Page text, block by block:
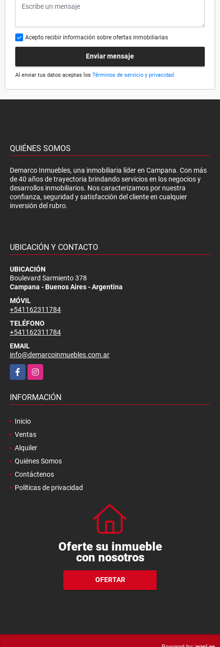
Acepto recibir información sobre ofertas inmobiliarias
Enviar mensaje
Al enviar tus datos aceptas los Términos de servicio y privacidad
QUIÉNES SOMOS
Demarco Inmuebles, una inmobiliaria líder en Campana. Con más
de 40 años de trayectoria brindando servicios en los negocios y
desarrollos inmobiliarios. Nos caracterizamos por nuestra
confianza, seguridad y satisfacción del cliente en cualquier
inversión del rubro.
UBICACIÓN Y CONTACTO
UBICACIÓN
Boulevard Sarmiento 378
Campana - Buenos Aires - Argentina
MÓVIL
+541162311784
TELÉFONO
+541162311784
EMAIL
info@demarcoinmuebles.com.ar
FacebookInstagram
INFORMACIÓN
Inicio
Ventas
Alquiler
Quiénes Somos
Contáctenos
Políticas de privacidad
Oferte su inmueble
con nosotros
OFERTAR